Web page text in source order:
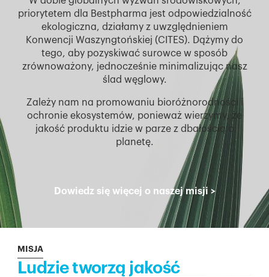
priorytetem dla Bestpharma jest odpowiedzialność
ekologiczna, działamy z uwzględnieniem
Konwencji Waszyngtońskiej (CITES). Dążymy do
tego, aby pozyskiwać surowce w sposób
zrównoważony, jednocześnie minimalizując nasz
ślad węglowy.
Zależy nam na promowaniu bioróżnorodności i
ochronie ekosystemów, ponieważ wierzymy, że
jakość produktu idzie w parze z dbałością o
planetę.
Dowiedz się więcej o naszej misji >
MISJA
Ludzie tworzą jakość